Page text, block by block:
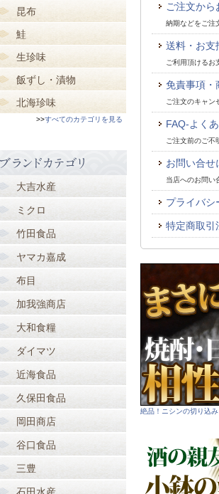
ご注文か
納期などをご注
送料・お支
ご利用頂けるお
免責事項・
ご注文のキャン
FAQ-よく
ご注文前のご不
お問い合せ
当店へのお問い
プライバシ
特定商取引
絶品！ニシンの切り込み
昆布
鮭
生珍味
飯ずし・漬物
北海珍味
>>すべてのカテゴリを見る
大吉水産
ミクロ
竹田食品
ヤマカ嘉成
布目
加我強商店
大和食糧
ダイマツ
近海食品
久保田食品
岡田商店
谷口食品
三豊